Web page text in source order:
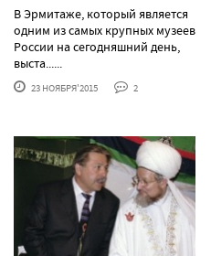
В Эрмитаже, который является
одним из самых крупных музеев
России на сегодняшний день,
выста......
23 НОЯБРЯ'2015 2